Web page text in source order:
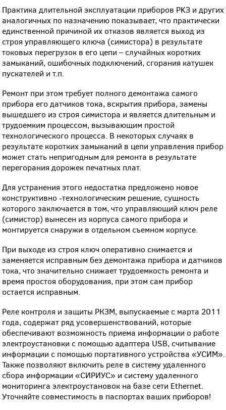
Практика длительной эксплуатации приборов PKЗ и других
аналогичных по назначению показывает, что практически
единственной причиной их отказов является выход из
строя управляющего ключа (симистора) в результате
токовых перегрузок в его цепи – случайных коротких
замыканий, ошибочных подключений, сгорания катушек
пускателей и т.п.
Ремонт при этом требует полного демонтажа самого
прибора его датчиков тока, вскрытия прибора, замены
вышедшего из строя симистора и является длительным и
трудоемким процессом, вызывающим простой
технологического процесса. В некоторых случаях в
результате коротких замыканий в цепи управления прибор
может стать непригодным для ремонта в результате
перегорания дорожек печатных плат.
Для устранения этого недостатка предложено новое
конструктивно -технологическим решение, сущность
которого заключается в том, что управляющий ключ реле
(симистор) вынесен из корпуса самого прибора и
монтируется снаружи в отдельном съемном корпусе.
При выходе из строя ключ оперативно снимается и
заменяется исправным без демонтажа прибора и датчиков
тока, что значительно снижает трудоемкость ремонта и
время простоя оборудования, при этом сам прибор
остается исправным.
Реле контроля и защиты РКЗМ, выпускаемые с марта 2011
года, содержат ряд усовершенствований, которые
обеспечивают возможность приема информации о работе
электроустановки с помощью адаптера USB, считывание
информации с помощью портативного устройства «УСИМ».
Также позволяют включить реле в систему удаленного
сбора информации «СИРИУС» и систему удаленного
мониторинга электроустановок на базе сети Ethernet.
Уточняйте совместимость в паспортах ваших приборов!